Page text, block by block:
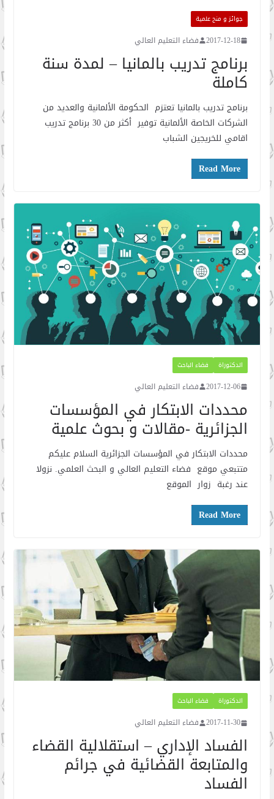
جوائز و منح علمية
2017-12-18 فضاء التعليم العالي
برنامج تدريب بالمانيا – لمدة سنة
كاملة
برنامج تدريب بالمانيا تعتزم الحكومة الألمانية والعديد من
الشركات الخاصة الألمانية توفير أكثر من 30 برنامج تدريب
اقامي للخريجين الشباب
Read More
الدكتوراة فضاء الباحث
2017-12-06 فضاء التعليم العالي
محددات الابتكار في المؤسسات
الجزائرية -مقالات و بحوث علمية
محددات الابتكار في المؤسسات الجزائرية السلام عليكم
متتبعي موقع فضاء التعليم العالي و البحث العلمي. نزولا
عند رغبة زوار الموقع
Read More
الدكتوراة فضاء الباحث
2017-11-30 فضاء التعليم العالي
الفساد الإداري – استقلالية القضاء
والمتابعة القضائية في جرائم
الفساد